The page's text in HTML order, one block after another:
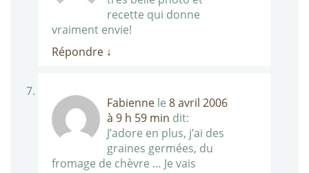
recette qui donne
vraiment envie!
Répondre ↓
Fabienne le 8 avril 2006
à 9 h 59 min dit:
J’adore en plus, j’ai des
graines germées, du
fromage de chèvre … Je vais